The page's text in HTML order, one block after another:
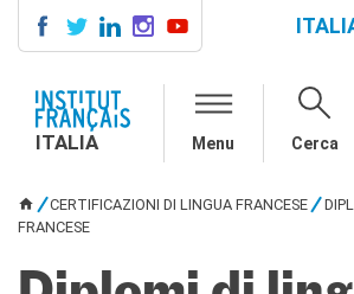
CORSI DI FRANCESE
CERTIFICAZIONI
UFFICIALI DI LINGUA
Diplomi
ITALIA Menu Cerca
TU SEI QUI
CERTIFICAZIONI DI LINGUA FRANCESE
FRANCESE